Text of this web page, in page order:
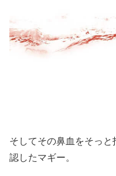
そしてその鼻血をそっ
認したマギー。